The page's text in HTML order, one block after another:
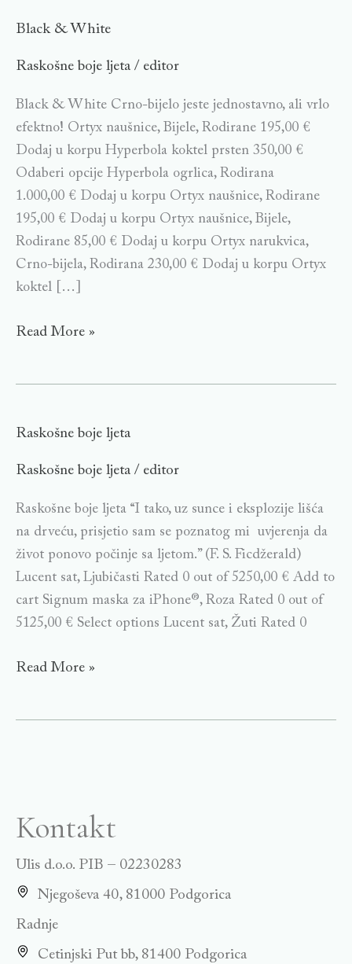
Black & White
Raskošne boje ljeta / editor
Black & White Crno-bijelo jeste jednostavno, ali vrlo
efektno! Ortyx naušnice, Bijele, Rodirane 195,00 €
Dodaj u korpu Hyperbola koktel prsten 350,00 €
Odaberi opcije Hyperbola ogrlica, Rodirana
1.000,00 € Dodaj u korpu Ortyx naušnice, Rodirane
195,00 € Dodaj u korpu Ortyx naušnice, Bijele,
Rodirane 85,00 € Dodaj u korpu Ortyx narukvica,
Crno-bijela, Rodirana 230,00 € Dodaj u korpu Ortyx
koktel […]
Black
White
Read More »
Raskošne boje ljeta
Raskošne boje ljeta / editor
Raskošne boje ljeta “I tako, uz sunce i eksplozije lišća
na drveću, prisjetio sam se poznatog mi uvjerenja da
život ponovo počinje sa ljetom.” (F. S. Ficdžerald)
Lucent sat, Ljubičasti Rated 0 out of 5250,00 € Add to
cart Signum maska za iPhone®, Roza Rated 0 out of
5125,00 € Select options Lucent sat, Žuti Rated 0
Raskošne
ljeta
Read More »
Kontakt
Ulis d.o.o. PIB – 02230283
Njegoševa 40, 81000 Podgorica
Radnje
Cetinjski Put bb, 81400 Podgorica